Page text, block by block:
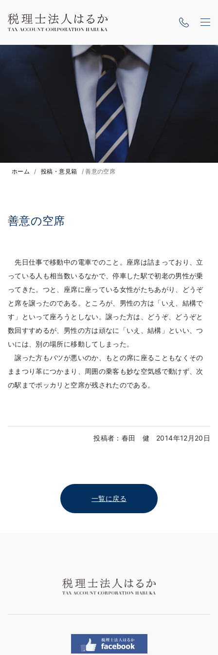
ホーム / 投稿・意見箱 /善意の空席
善意の空席
先日仕事で移動中の電車でのこと。座席は詰まっており、立
っている人も相当数いるなかで、停車した駅で初老の男性が乗
ってきた。つと、座席に座っている女性がたちあがり、どうぞ
と席を譲ったのである。ところが、男性の方は「いえ、結構で
す」といって座ろうとしない。譲った方は、どうぞ、どうぞと
数回すすめるが、男性の方は頑なに「いえ、結構」といい、つ
いには、別の場所に移動してしまった。
譲った方もバツが悪いのか、もとの席に座ることもなくその
ままつり革につかまり、周囲の乗客も妙な空気感で動けず、次
の駅までポッカリと空席が残されたのである。
投稿者：春田 健 2014年12月20日
一覧に戻る